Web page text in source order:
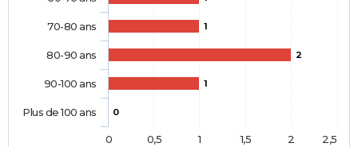
1
2
1
0
70-80 ans
80-90 ans
90-100 ans
Plus de 100 ans
0 0,5 1 1,5 2 2,5